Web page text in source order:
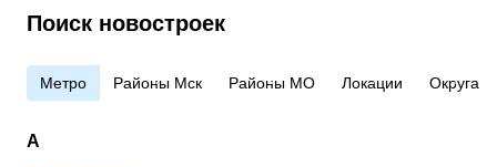
Поиск новостроек
Метро Районы Мск Районы МО Локации Округа
А